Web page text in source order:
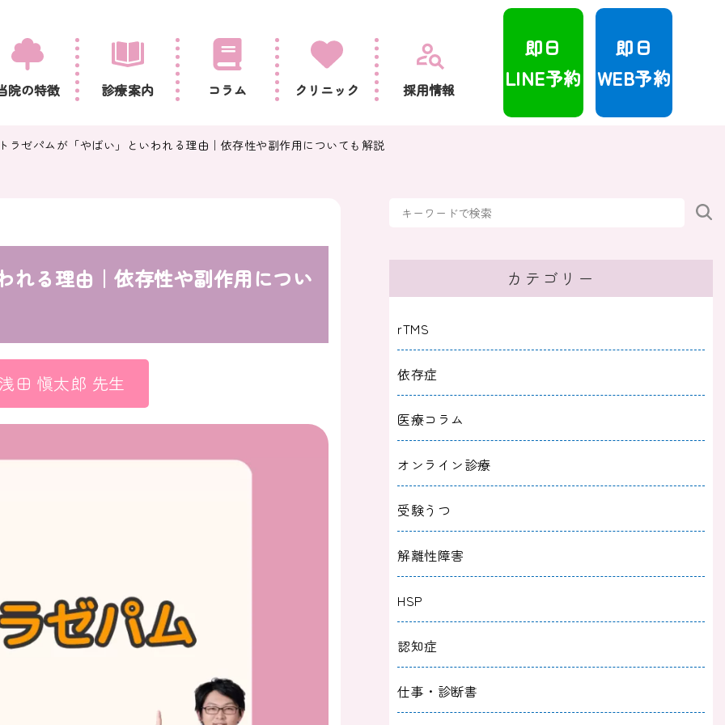
院の特徴 診療案内 コラム クリニック 採用情報
即日
LINE予約
即日
WEB予約
ラゼパムが「やばい」といわれる理由｜依存性や副作用についても解説
れる理由｜依存性や副作用につい
田 愼太郎 先生
カテゴリー
rTMS
依存症
医療コラム
オンライン診療
受験うつ
解離性障害
HSP
認知症
仕事・診断書